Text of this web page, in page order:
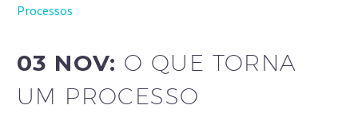
Processos
03 NOV: O QUE TORNA
UM PROCESSO